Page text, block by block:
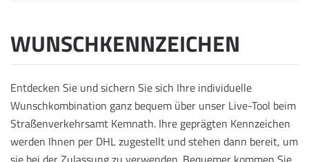
WUNSCHKENNZEICHEN
Entdecken Sie und sichern Sie sich Ihre individuelle
Wunschkombination ganz bequem über unser Live-Tool beim
Straßenverkehrsamt Kemnath. Ihre geprägten Kennzeichen
werden Ihnen per DHL zugestellt und stehen dann bereit, um